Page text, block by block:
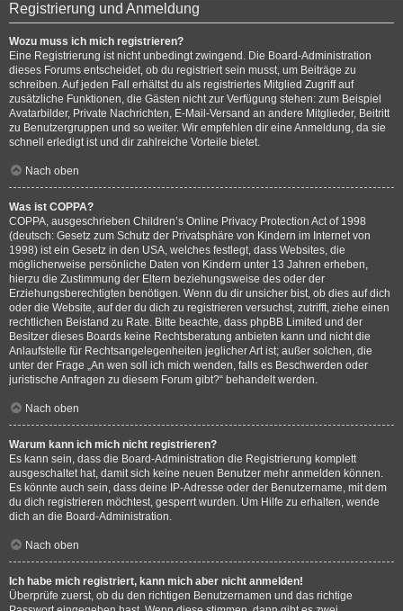
Registrierung und Anmeldung
Wozu muss ich mich registrieren?
Eine Registrierung ist nicht unbedingt zwingend. Die Board-Administration
dieses Forums entscheidet, ob du registriert sein musst, um Beiträge zu
schreiben. Auf jeden Fall erhältst du als registriertes Mitglied Zugriff auf
zusätzliche Funktionen, die Gästen nicht zur Verfügung stehen: zum Beispiel
Avatarbilder, Private Nachrichten, E-Mail-Versand an andere Mitglieder, Beitritt
zu Benutzergruppen und so weiter. Wir empfehlen dir eine Anmeldung, da sie
schnell erledigt ist und dir zahlreiche Vorteile bietet.
Nach oben
Was ist COPPA?
COPPA, ausgeschrieben Children’s Online Privacy Protection Act of 1998
(deutsch: Gesetz zum Schutz der Privatsphäre von Kindern im Internet von
1998) ist ein Gesetz in den USA, welches festlegt, dass Websites, die
möglicherweise persönliche Daten von Kindern unter 13 Jahren erheben,
hierzu die Zustimmung der Eltern beziehungsweise des oder der
Erziehungsberechtigten benötigen. Wenn du dir unsicher bist, ob dies auf dich
oder die Website, auf der du dich zu registrieren versuchst, zutrifft, ziehe einen
rechtlichen Beistand zu Rate. Bitte beachte, dass phpBB Limited und der
Besitzer dieses Boards keine Rechtsberatung anbieten kann und nicht die
Anlaufstelle für Rechtsangelegenheiten jeglicher Art ist; außer solchen, die
unter der Frage „An wen soll ich mich wenden, falls es Beschwerden oder
juristische Anfragen zu diesem Forum gibt?“ behandelt werden.
Nach oben
Warum kann ich mich nicht registrieren?
Es kann sein, dass die Board-Administration die Registrierung komplett
ausgeschaltet hat, damit sich keine neuen Benutzer mehr anmelden können.
Es könnte auch sein, dass deine IP-Adresse oder der Benutzername, mit dem
du dich registrieren möchtest, gesperrt wurden. Um Hilfe zu erhalten, wende
dich an die Board-Administration.
Nach oben
Ich habe mich registriert, kann mich aber nicht anmelden!
Überprüfe zuerst, ob du den richtigen Benutzernamen und das richtige